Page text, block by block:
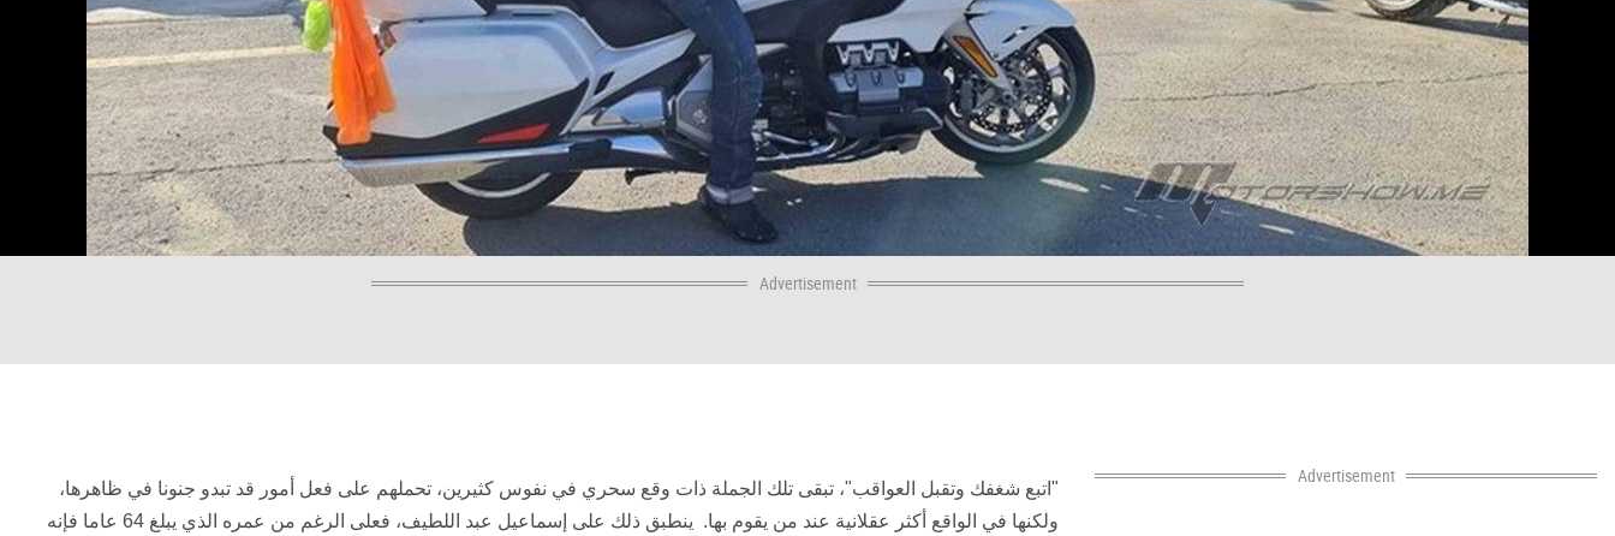
Advertisement
" اتبع شغفك وتقبل العواقب"، تبقى تلك الجملة ذات وقع سحري في نفوس كثيرين، تحملهم على فعل أمور قد تبدو جنونا في ظاهرها،
ولكنها في الواقع أكثر عقلانية عند من يقوم بها. ينطبق ذلك على إسماعيل عبد اللطيف، فعلى الرغم من عمره الذي يبلغ 64 عاما فإنه
Advertisement